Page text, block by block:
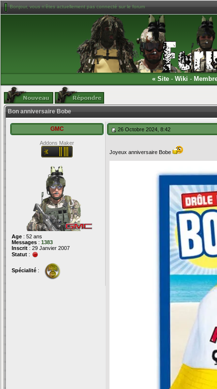
Bonjour, vous n'êtes actuellement pas connecté sur le forum
« Site - Wiki -
Bon anniversaire Bobe
GMC
Addons Maker
Age : 52 ans
Messages : 1383
Inscrit : 29 Janvier 2007
Statut :
Spécialité :
26 Octobre 2024, 8:42
Joyeux anniversaire Bobe